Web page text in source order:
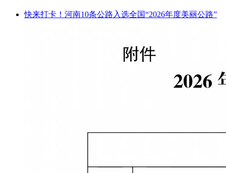
快来打卡！河南10条公路入选全国“2026年度美丽公路”